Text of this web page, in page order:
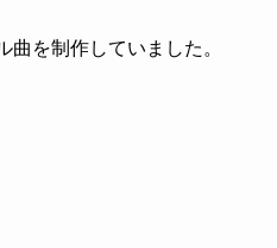
曲を制作していました。